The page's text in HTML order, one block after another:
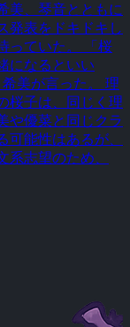
美、琴音とともに
発表をドキドキし
っていた。 「桜
になるといい
美が言った。 理
桜子は、同じく理
や優菜と同じクラ
可能性はあるが、
系志望のため、